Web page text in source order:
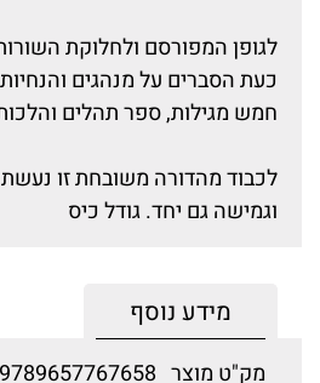
לגופן המפורסם ולחלוקת השורות
כעת הסברים על מנהגים
חמש מגילות, ספר תהלים
לכבוד מהדורה משובחת זו
וגמישה גם יחד. גודל כיס
מידע נוסף
מק"ט מוצר 9789657767658